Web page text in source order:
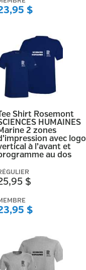
$
Shirt Rosemont
HUMAINES
2 zones
avec logo
à l’avant et
au dos
$
$